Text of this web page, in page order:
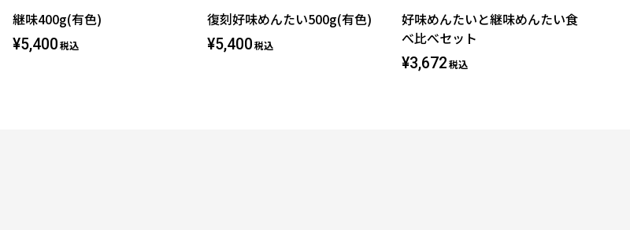
継味400g(有色)
¥5,400 税込
復刻好味めんたい500g(有色)
¥5,400 税込
好味めんたいと継味めんたい食
べ比べセット
¥3,672 税込